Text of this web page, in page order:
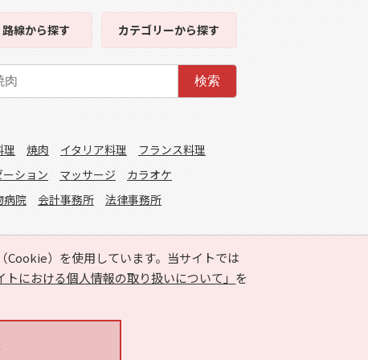
Cookie）を使用しています。当サイトでは
トにおける個人情報の取り扱いについて」 を
線から探す カテゴリーから探す
検索
理 焼肉 イタリア料理
フランス料理
ーション マッサージ
カラオケ
病院 会計事務所 法律事務所